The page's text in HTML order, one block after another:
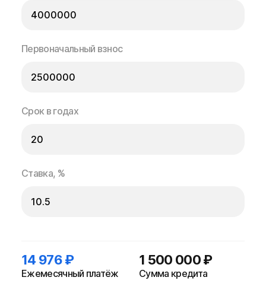
Первоначальный взнос
Срок в годах
Ставка, %
14 976 ₽
Ежемесячный платёж
1 500 000 ₽
Сумма кредита